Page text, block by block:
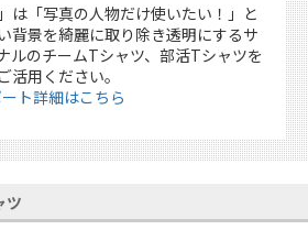
は「写真の人物だけ使いたい！」と
背景を綺麗に取り除き透明にするサ
ルのチームTシャツ、部活Tシャツを
活用ください。
ト詳細はこちら
ツ